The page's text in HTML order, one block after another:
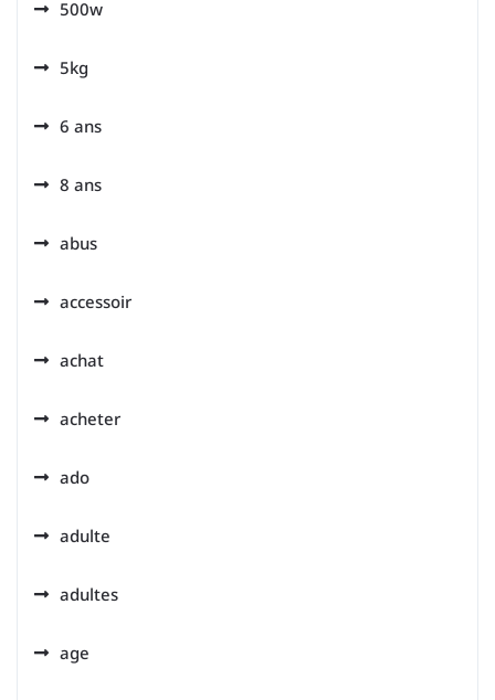
500w
5kg
6 ans
8 ans
abus
accessoir
achat
acheter
ado
adulte
adultes
age